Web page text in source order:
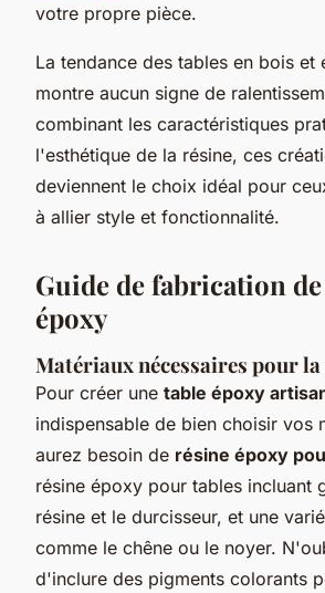
votre propre pièce.
La tendance des tables en bois et
montre aucun signe de
combinant les caractéristiques
l'esthétique de la résine, ces
deviennent le choix idéal pour
à allier style et fonctionnalité.
Guide de fabrication
époxy
Matériaux nécessaires pour
Pour créer une table époxy
indispensable de bien choisir vos
aurez besoin de résine époxy
résine époxy pour tables incluant
résine et le durcisseur, et une
comme le chêne ou le noyer.
d'inclure des pigments colorants